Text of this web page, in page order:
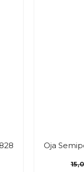
Oja